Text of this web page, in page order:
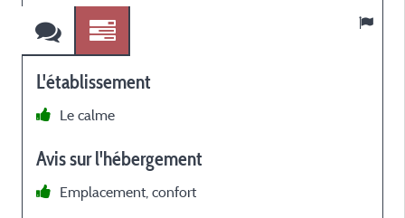
L'établissement
Le calme
Avis sur l'hébergement
Emplacement, confort